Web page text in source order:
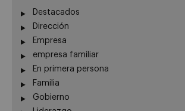
Destacados
Dirección
Empresa
empresa familiar
En primera persona
Familia
Gobierno